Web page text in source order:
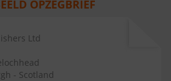
OPZEGBRIEF
Ltd
- Scotland